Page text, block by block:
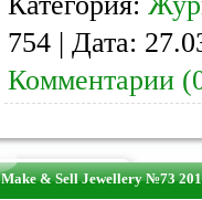
754 | Дата:
Комментарии
Make & Sell Jewellery №73